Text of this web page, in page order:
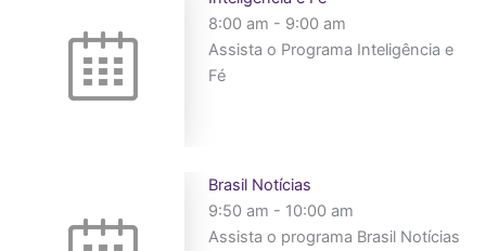
8:00 am - 9:00 am
Assista o Programa Inteligência e
Fé
Brasil Notícias
9:50 am - 10:00 am
Assista o programa Brasil Notícias